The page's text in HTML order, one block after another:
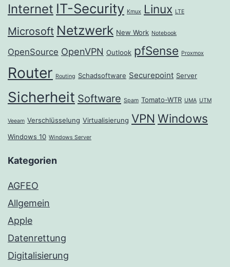
Internet IT-Security Kmux Linux LTE
Microsoft Netzwerk New Work Notebook
OpenSource OpenVPN Outlook pfSense Proxmox
Router Routing Schadsoftware Securepoint Server
Sicherheit Software Spam Tomato-WTR UMA UTM
Veeam Verschlüsselung Virtualisierung VPN Windows
Windows 10 Windows Server
Kategorien
AGFEO
Allgemein
Apple
Datenrettung
Digitalisierung